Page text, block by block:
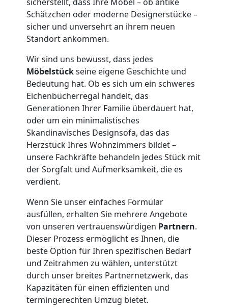
Schätzchen oder moderne Designerstücke –
sicher und unversehrt an ihrem neuen
Standort ankommen.
Wir sind uns bewusst, dass jedes
Möbelstückseine eigene Geschichte und
Bedeutung hat. Ob es sich um ein schweres
Eichenbücherregal handelt, das
Generationen Ihrer Familie überdauert hat,
oder um ein minimalistisches
Skandinavisches Designsofa, das das
Herzstück Ihres Wohnzimmers bildet –
unsere Fachkräfte behandeln jedes Stück mit
der Sorgfalt und Aufmerksamkeit, die es
verdient.
Wenn Sie unser einfaches Formular
ausfüllen, erhalten Sie mehrere Angebote
von unseren vertrauenswürdigen Partnern.
Dieser Prozess ermöglicht es Ihnen, die
beste Option für Ihren spezifischen Bedarf
und Zeitrahmen zu wählen, unterstützt
durch unser breites Partnernetzwerk, das
Kapazitäten für einen effizienten und
termingerechten Umzug bietet.
LKW
Möbellift
Leonding
Übersiedlung
Leonding
Klaviertransport
Leonding
Privatumzug
Leonding
Tresortransport